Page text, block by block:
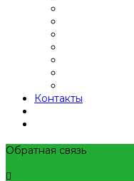
Контакты
Обратная связь